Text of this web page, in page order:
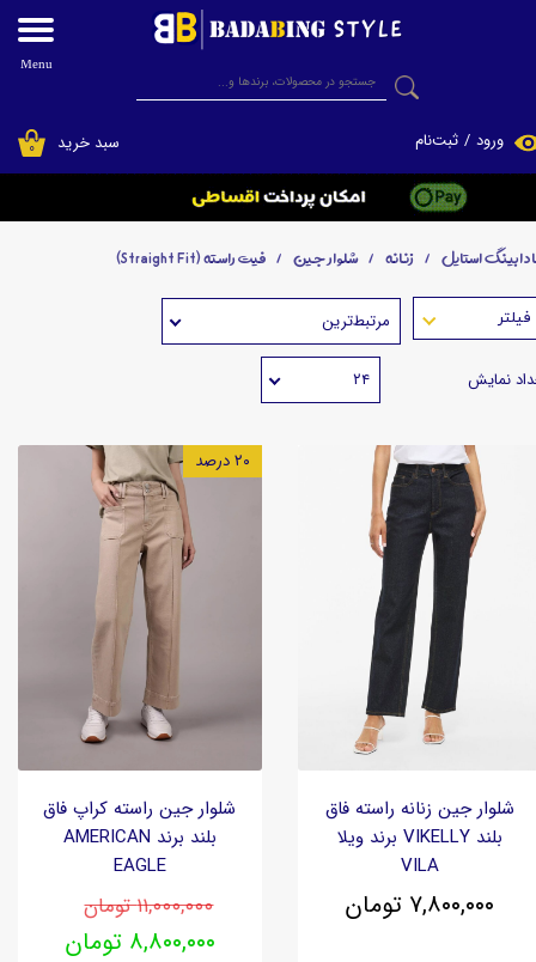
۰ سبد خرید ورود / ثبت‌نام
تغییر گذر واژه
سفارشات
خروج از حساب کاربری
Menu
استایل زنانه شلوار جین فیت راسته (Straight Fit)
مرتبط‌ترین
نمایش ۲۴
شلوار جین زنانه راسته فاق
بلند VIKELLY برند ویلا
VILA
۷,۸۰۰,۰۰۰ تومان
شلوار جین راسته کراپ فاق
بلند برند AMERICAN
EAGLE
۱۱,۰۰۰,۰۰۰ تومان
۸,۸۰۰,۰۰۰ تومان
۲۰ درصد
فروشگاه اینترنتی پوشاک بادابینگ استایل